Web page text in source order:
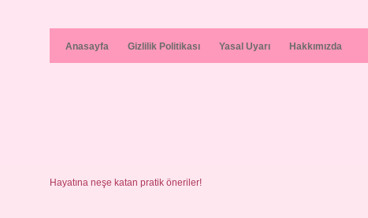
Anasayfa Gizlilik Politikası Yasal Uyarı Hakkımızda
Hayatına neşe katan pratik öneriler!